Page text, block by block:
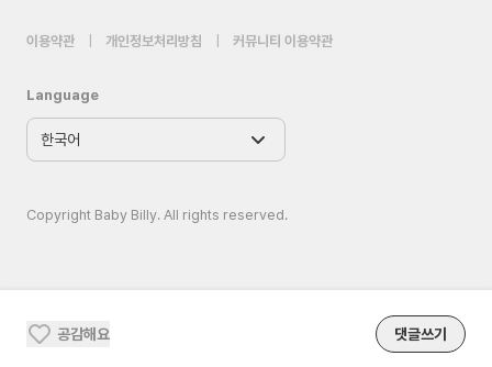
공감해요 댓글쓰기
이용약관 개인정보처리방침 커뮤니티 이용약관
Language
Copyright Baby Billy. All rights reserved.